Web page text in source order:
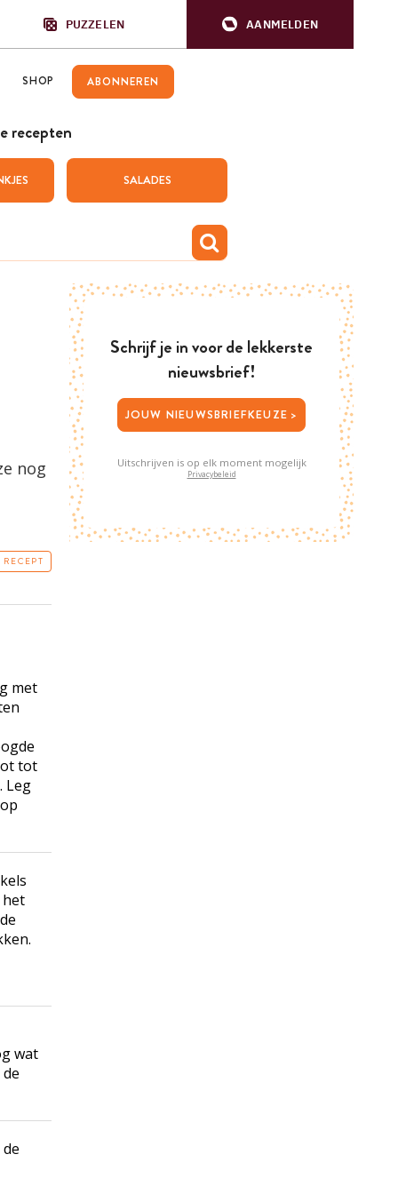
PUZZELEN AANMELDEN
SHOP ABONNEREN
recepten
SALADES
nog
met
tot
Leg
het
wat
Schrijf je in voor de lekkerste
nieuwsbrief!
JOUW NIEUWSBRIEFKEUZE >
Uitschrijven is op elk moment mogelijk
Privacybeleid